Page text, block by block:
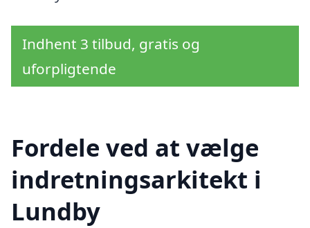
Indhent 3 tilbud, gratis og
uforpligtende
Fordele ved at vælge
indretningsarkitekt i
Lundby